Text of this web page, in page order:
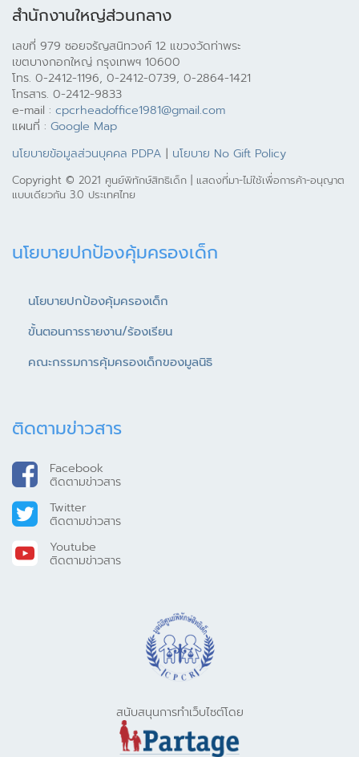
สำนักงานใหญ่ส่วนกลาง
เลขที่ 979 ซอยจรัญสนิทวงศ์ 12 แขวงวัดท่าพระ
เขตบางกอกใหญ่ กรุงเทพฯ 10600
โทร. 0-2412-1196, 0-2412-0739, 0-2864-1421
โทรสาร. 0-2412-9833
e-mail : cpcrheadoffice1981@gmail.com
แผนที่ : Google Map
นโยบายข้อมูลส่วนบุคคล PDPA | นโยบาย No Gift Policy
Copyright © 2021 ศูนย์พิทักษ์สิทธิเด็ก | แสดงที่มา-ไม่ใช้เพื่อการค้า-อนุญาต
แบบเดียวกัน 3.0 ประเทศไทย
นโยบายปกป้องคุ้มครองเด็ก
นโยบายปกป้องคุ้มครองเด็ก
ขั้นตอนการรายงาน/ร้องเรียน
คณะกรรมการคุ้มครองเด็กของมูลนิธิ
ติดตามข่าวสาร
Facebook
ติดตามข่าวสาร
Twitter
ติดตามข่าวสาร
Youtube
ติดตามข่าวสาร
สนับสนุนการทำเว็บไซต์โดย